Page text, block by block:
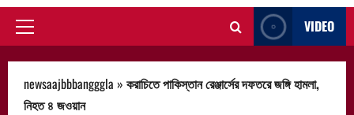
Primary
VIDEO
newsaajbbbangggla » করাচিতে পাকিস্তান রেঞ্জার্সের দফতরে জঙ্গি হামলা,
নিহত ৪ জওয়ান